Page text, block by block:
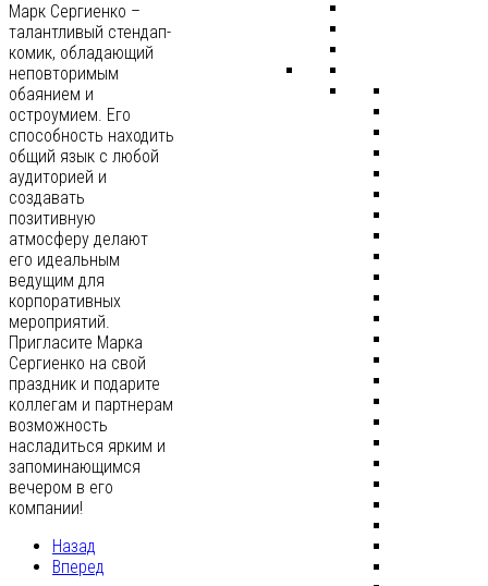
Марк Сергиенко –
талантливый стендап-
комик, обладающий
неповторимым
обаянием и
остроумием. Его
способность находить
общий язык с любой
аудиторией и
создавать
позитивную
атмосферу делают
его идеальным
ведущим для
корпоративных
мероприятий.
Пригласите Марка
Сергиенко на свой
праздник и подарите
коллегам и партнерам
возможность
насладиться ярким и
запоминающимся
вечером в его
компании!
Назад
Вперед